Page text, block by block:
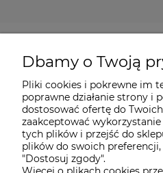
Moje konto
O firmie
Dbamy o Twoją
Pliki cookies i pokrewne im
poprawne działanie strony i
dostosować ofertę do
zaakceptować
tych plików i przejść do
plików do swoich
"Dostosuj zgody".